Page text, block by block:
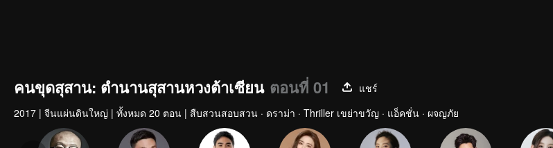
คนขุดสุสาน: ตำนานสุสานหวงต้าเซียน ตอนที่ 01
แชร์
2017 | จีนแผ่นดินใหญ่ | ทั้งหมด 20 ตอน | สืบสวนสอบสวน · ดราม่า · Thriller เขย่าขวัญ · แอ็คชั่น · ผจญภัย